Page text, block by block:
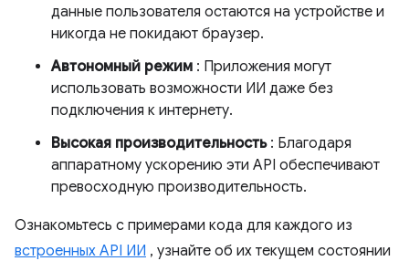
данные пользователя остаются на устройстве и
никогда не покидают браузер.
Автономный режим : Приложения могут
использовать возможности ИИ даже без
подключения к интернету.
Высокая производительность: Благодаря
аппаратному ускорению эти API обеспечивают
превосходную производительность.
Ознакомьтесь с примерами кода для каждого из
встроенных API ИИ , узнайте об их текущем состоянии